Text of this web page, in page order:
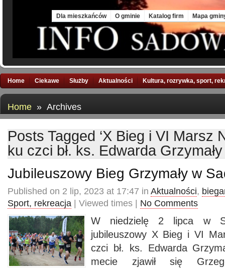
Dla mieszkańców O gminie Katalog firm Mapa
Home Ciekawe Służby Aktualności Kultura, rozrywka, sport,
Home » Archives
Posts Tagged ‘X Bieg i VI Marsz
ku czci bł. ks. Edwarda
Jubileuszowy Bieg Grzymały w
Published on 2 lip, 2023 at 17:47 in Aktualności,
Sport, rekreacja | Viewed times | No Comments
W niedzielę 2 lipca w
jubileuszowy X Bieg i VI
czci bł. ks. Edwarda
mecie zjawił się